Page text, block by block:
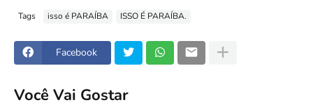
Tags isso é PARAÍBA ISSO É PARAÍBA.
Facebook
Você Vai Gostar